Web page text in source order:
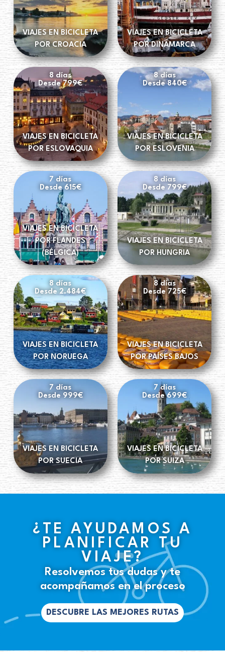
VIAJES EN BICICLETA
POR CROACIA
VIAJES EN BICICLETA
POR DINAMARCA
8 días
Desde 799€
VIAJES EN BICICLETA
POR ESLOVAQUIA
8 días
Desde 840€
VIAJES EN BICICLETA
POR ESLOVENIA
7 días
Desde 615€
VIAJES EN BICICLETA
POR FLANDES
(BÉLGICA)
8 días
Desde 799€
VIAJES EN BICICLETA
POR HUNGRIA
8 días
Desde 2.484€
VIAJES EN BICICLETA
POR NORUEGA
8 días
Desde 725€
VIAJES EN BICICLETA
POR PAÍSES BAJOS
7 días
Desde 999€
VIAJES EN BICICLETA
POR SUECIA
7 días
Desde 699€
VIAJES EN BICICLETA
POR SUIZA
¿TE AYUDAMOS A
PLANIFICAR TU
VIAJE?
Resolvemos tus dudas y te
acompañamos en el proceso
DESCUBRE LAS MEJORES RUTAS